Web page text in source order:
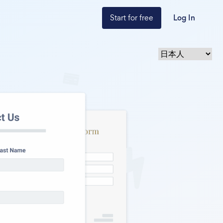
Start for free Log In